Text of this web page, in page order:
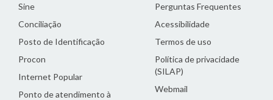
Sine
Conciliação
Posto de Identificação
Procon
Internet Popular
Ponto de atendimento à
Perguntas Frequentes
Acessibilidade
Termos de uso
Política de privacidade
(SILAP)
Webmail